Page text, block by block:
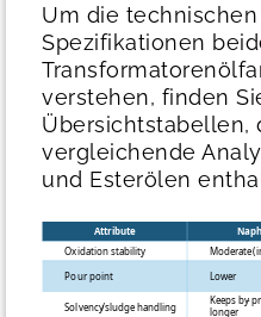
Um die
Spezifikationen
verstehen, finden
Übersichtstabellen,
vergleichende
und Esterölen